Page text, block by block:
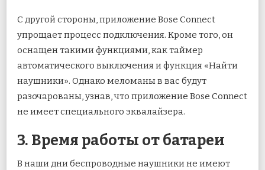
С другой стороны, приложение Bose Connect
упрощает процесс подключения. Кроме того, он
оснащен такими функциями, как таймер
автоматического выключения и функция «Найти
наушники». Однако меломаны в вас будут
разочарованы, узнав, что приложение Bose Connect
не имеет специального эквалайзера.
3. Время работы от батареи
В наши дни беспроводные наушники не имеют